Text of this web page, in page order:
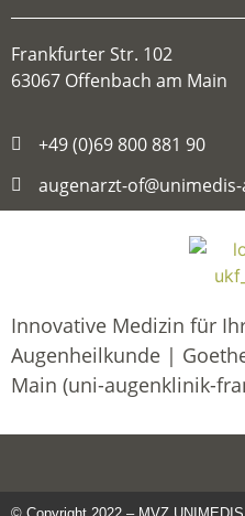
Frankfurter Str. 102
63067 Offenbach am Main
+49 (0)69 800 881 90
augenarzt-
Innovative Medizin für
Augenheilkunde |
Main (uni-augenklinik-